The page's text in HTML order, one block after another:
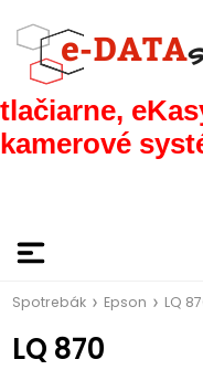
tlačiarne,
kamerové
Spotrebák Epson LQ
LQ 870